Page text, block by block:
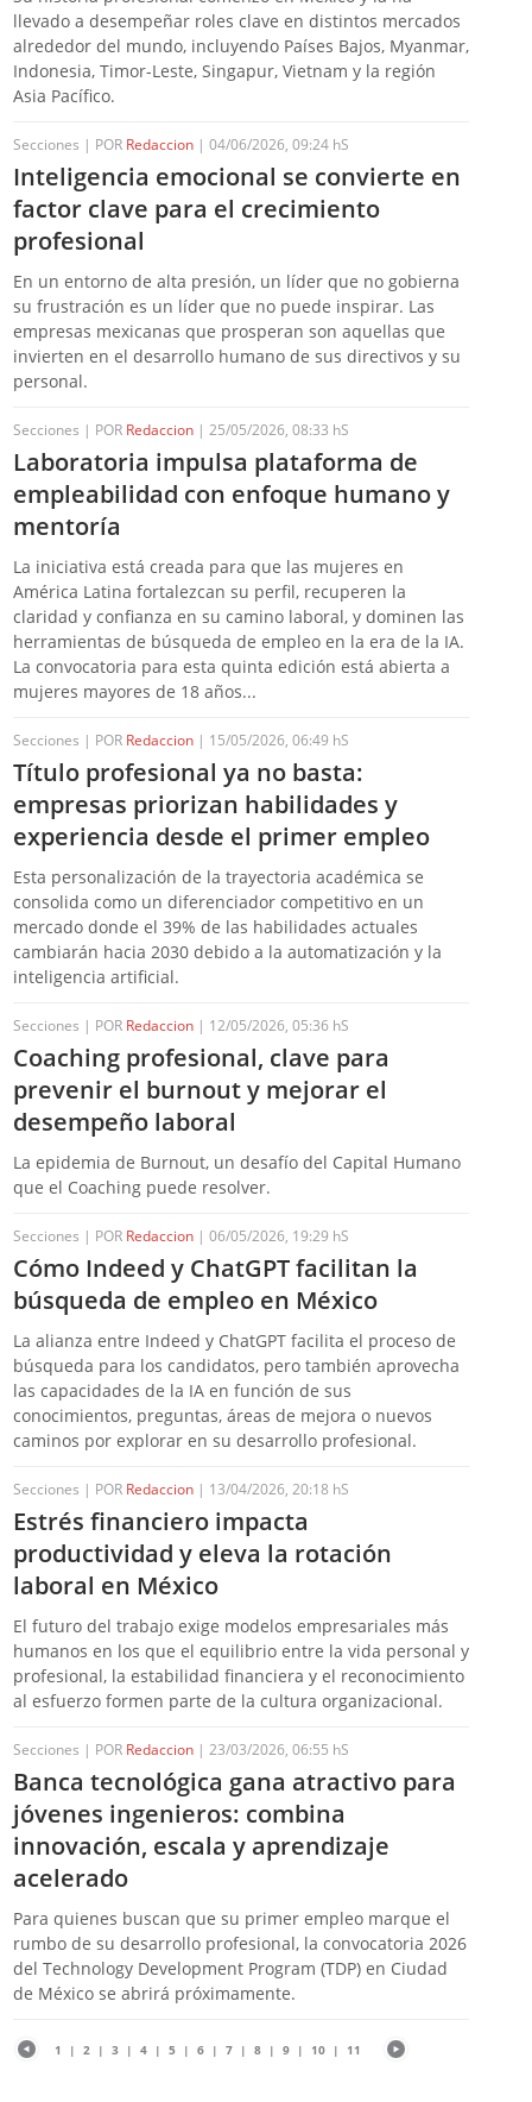
llevado a desempeñar roles clave en distintos mercados
alrededor del mundo, incluyendo Países Bajos, Myanmar,
Indonesia, Timor-Leste, Singapur, Vietnam y la región
Asia Pacífico.
Secciones | POR Redaccion | 04/06/2026, 09:24 hS
Inteligencia emocional se convierte en
factor clave para el crecimiento
profesional
En un entorno de alta presión, un líder que no gobierna
su frustración es un líder que no puede inspirar. Las
empresas mexicanas que prosperan son aquellas que
invierten en el desarrollo humano de sus directivos y su
personal.
Secciones | POR Redaccion | 25/05/2026, 08:33 hS
Laboratoria impulsa plataforma de
empleabilidad con enfoque humano y
mentoría
La iniciativa está creada para que las mujeres en
América Latina fortalezcan su perfil, recuperen la
claridad y confianza en su camino laboral, y dominen las
herramientas de búsqueda de empleo en la era de la IA.
La convocatoria para esta quinta edición está abierta a
mujeres mayores de 18 años...
Secciones | POR Redaccion | 15/05/2026, 06:49 hS
Título profesional ya no basta:
empresas priorizan habilidades y
experiencia desde el primer empleo
Esta personalización de la trayectoria académica se
consolida como un diferenciador competitivo en un
mercado donde el 39% de las habilidades actuales
cambiarán hacia 2030 debido a la automatización y la
inteligencia artificial.
Secciones | POR Redaccion | 12/05/2026, 05:36 hS
Coaching profesional, clave para
prevenir el burnout y mejorar el
desempeño laboral
La epidemia de Burnout, un desafío del Capital Humano
que el Coaching puede resolver.
Secciones | POR Redaccion | 06/05/2026, 19:29 hS
Cómo Indeed y ChatGPT facilitan la
búsqueda de empleo en México
La alianza entre Indeed y ChatGPT facilita el proceso de
búsqueda para los candidatos, pero también aprovecha
las capacidades de la IA en función de sus
conocimientos, preguntas, áreas de mejora o nuevos
caminos por explorar en su desarrollo profesional.
Secciones | POR Redaccion | 13/04/2026, 20:18 hS
Estrés financiero impacta
productividad y eleva la rotación
laboral en México
El futuro del trabajo exige modelos empresariales más
humanos en los que el equilibrio entre la vida personal y
profesional, la estabilidad financiera y el reconocimiento
al esfuerzo formen parte de la cultura organizacional.
Secciones | POR Redaccion | 23/03/2026, 06:55 hS
Banca tecnológica gana atractivo para
jóvenes ingenieros: combina
innovación, escala y aprendizaje
acelerado
Para quienes buscan que su primer empleo marque el
rumbo de su desarrollo profesional, la convocatoria 2026
del Technology Development Program (TDP) en Ciudad
de México se abrirá próximamente.
1 |2 |3 |4 |5 |6 |7 |8 |9 | 10 | 11